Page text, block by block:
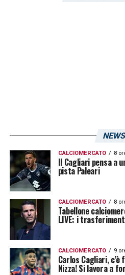
ruota del mercato non si
LA PLAYLIST DELLE
CALCIOMERCATO 8
Il Cagliari pensa a
pista Paleari
CALCIOMERCATO 8
Tabellone
LIVE: i
CALCIOMERCATO 9
Carlos Cagliari,
Nizza! Si lavora a